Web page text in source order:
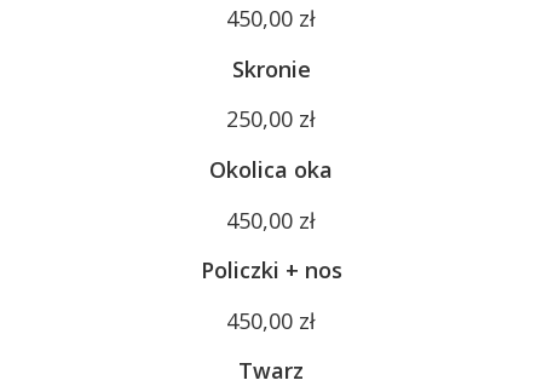
Policzki + nos
Skronie
Okolica oka
Twarz
450,00 zł
450,00 zł
250,00 zł
450,00 zł